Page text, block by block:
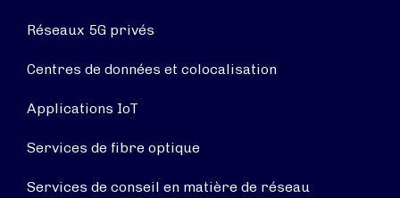
Réseaux 5G privés
Centres de données et colocalisation
Applications IoT
Services de fibre optique
Services de conseil en matière de réseau